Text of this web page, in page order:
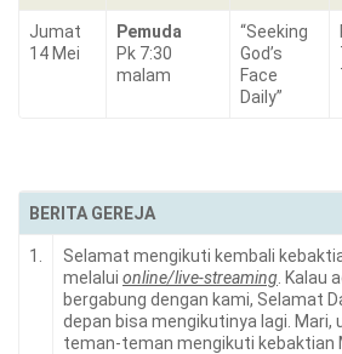
Jumat
14 Mei
Pemuda
Pk 7:30
malam
“Seeking
God’s
Face
Daily”
BERITA GEREJA
1.
Selamat mengikuti kembali
melalui online/live-streaming . Kalau
bergabung dengan kami, Selamat
depan bisa mengikutinya lagi. Mari,
teman-teman mengikuti kebaktian